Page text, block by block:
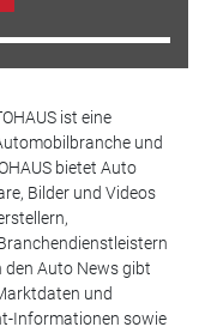
ist eine
und
bietet Auto
Bilder und Videos
Auto News gibt
und
Informationen sowie